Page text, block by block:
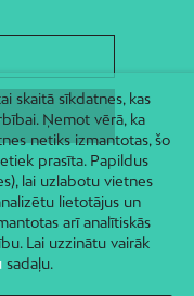
skaitā sīkdatnes, kas
Ņemot vērā, ka
netiks izmantotas, šo
prasīta. Papildus
lai uzlabotu vietnes
lietotājus un
arī analītiskās
Lai uzzinātu vairāk
sadaļu.